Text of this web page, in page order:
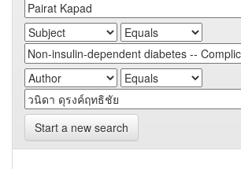
Start a new search